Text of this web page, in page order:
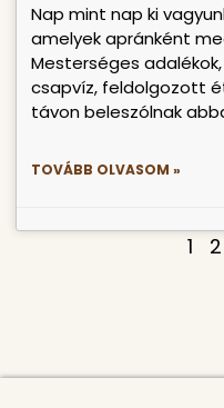
Nap mint nap ki
amelyek apránként
Mesterséges
csapvíz, feldolgozott
távon beleszólnak
TOVÁBB OLVASOM »
1 2